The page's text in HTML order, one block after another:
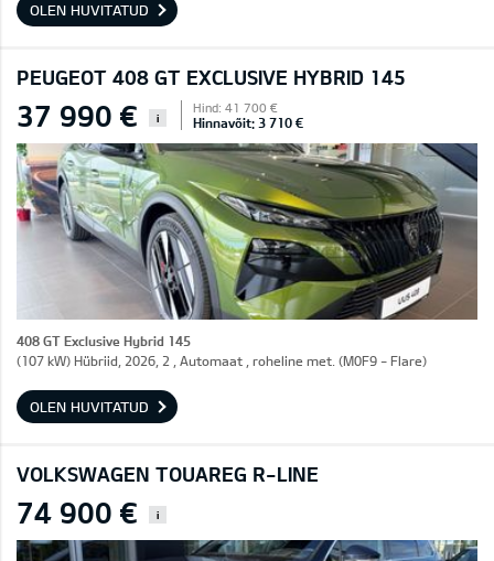
OLEN HUVITATUD
PEUGEOT 408 GT EXCLUSIVE HYBRID 145
37 990 € i
Hind: 41 700 €
Hinnavõit: 3 710 €
408 GT Exclusive Hybrid 145
(107 kW) Hübriid, 2026, 2 , Automaat , roheline met. (M0F9 - Flare)
OLEN HUVITATUD
VOLKSWAGEN TOUAREG R-LINE
74 900 € i